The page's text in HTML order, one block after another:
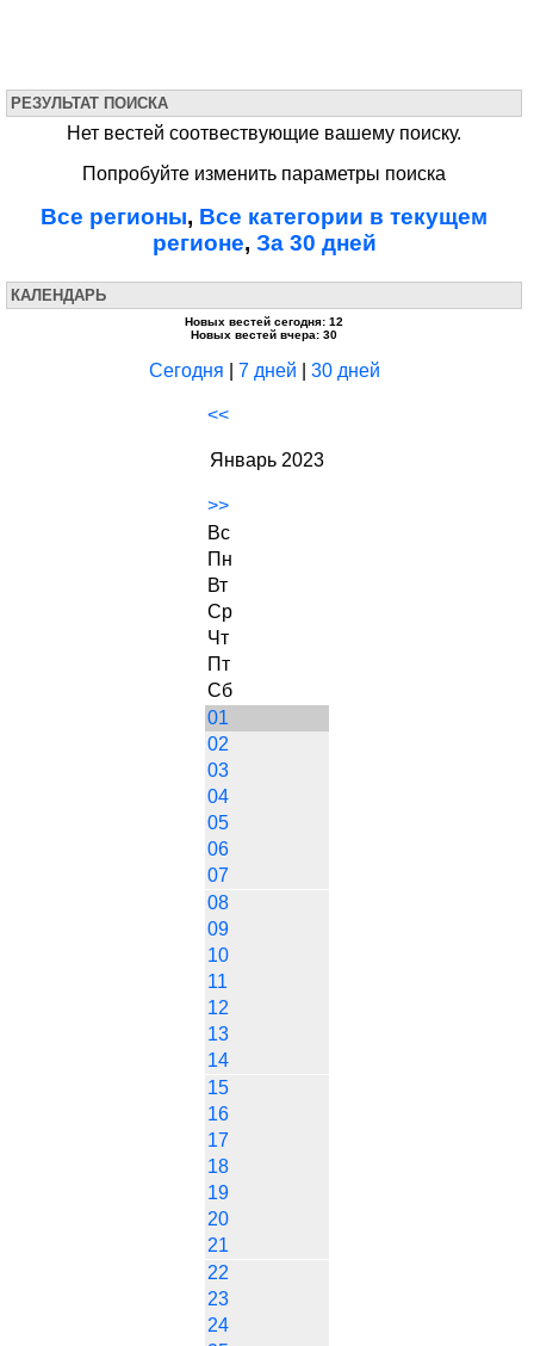
РЕЗУЛЬТАТ ПОИСКА
Нет вестей соотвествующие вашему поиску.
Попробуйте изменить параметры поиска
Все регионы, Все категории в текущем
регионе, За 30 дней
КАЛЕНДАРЬ
Новых вестей сегодня: 12
Новых вестей вчера: 30
Сегодня 7 дней 30 дней
<<
Январь 2023
>>
Вс
Пн
Вт
Ср
Чт
Пт
Сб
01
02
03
04
05
06
07
08
09
10
11
12
13
14
15
16
17
18
19
20
21
22
23
24